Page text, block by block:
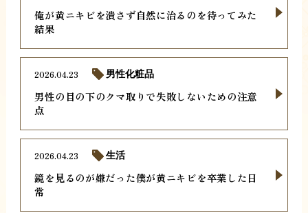
俺が黄ニキビを潰さず自然に治るのを待ってみた
結果
男性の目の下のクマ取りで失敗しないための注意
点
2026.04.23 男性化粧品
鏡を見るのが嫌だった僕が黄ニキビを卒業した日
常
2026.04.23 生活